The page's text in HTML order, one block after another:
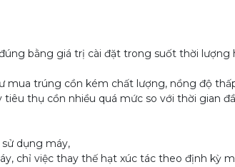
bằng giá trị cài đặt trong suốt thời lượng
trúng cồn kém chất lượng, nồng độ
thụ cồn nhiều quá mức so với thời gian
dụng máy,
việc thay thế hạt xúc tác theo định kỳ